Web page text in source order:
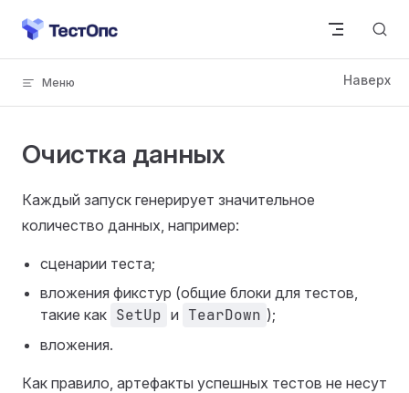
Skip to content
Очистка данных
Каждый запуск генерирует значительное
количество данных, например:
сценарии теста;
вложения фикстур (общие блоки для тестов,
такие как SetUp и TearDown );
вложения.
Как правило, артефакты успешных тестов не несут